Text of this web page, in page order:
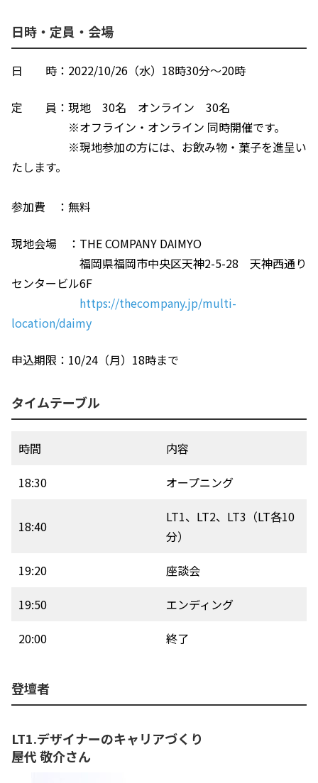
日時・定員・会場
日　　時：2022/10/26（水）18時30分～20時
定　　員：現地　30名　オンライン　30名
※オフライン・オンライン 同時開催です。
※現地参加の方には、お飲み物・菓子を進呈い
たします。
参加費　：無料
現地会場　：THE COMPANY DAIMYO
福岡県福岡市中央区天神2-5-28　天神西通り
センタービル6F
https://thecompany.jp/multi-
location/daimy
申込期限：10/24（月）18時まで
タイムテーブル
時間
内容
18:30
オープニング
18:40
LT1、LT2、LT3（LT各10
分）
19:20
座談会
19:50
エンディング
20:00
終了
登壇者
LT1.デザイナーのキャリアづくり
屋代 敬介さん